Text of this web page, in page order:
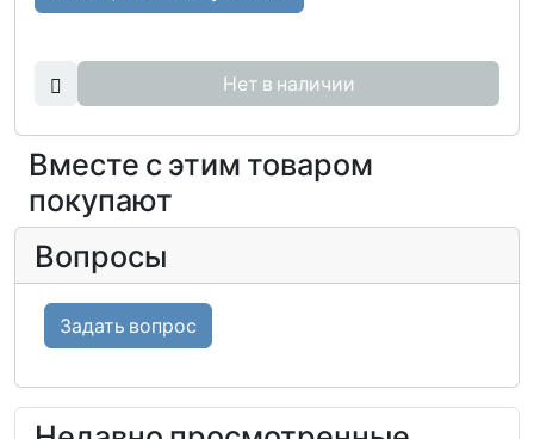
Нет в наличии
Вместе с этим товаром
покупают
Вопросы
Задать вопрос